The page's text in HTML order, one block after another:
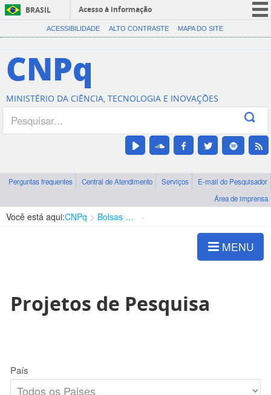
BRASIL
Acesso à informação
CORONAVÍRUS (COVID-19)
Canais
ACESSIBILIDADE ALTO CONTRASTE MAPA DO SITE
CNPq
MINISTÉRIO DA CIÊNCIA, TECNOLOGIA E INOVAÇÕES
Perguntas frequentes Central de Atendimento Serviços
E-mail do Pesquisador
Área de imprensa
Você está aqui:CNPq Bolsas e Auxílios Vigentes
MENU
Projetos de Pesquisa
País